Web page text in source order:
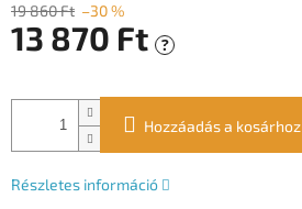
19 860 Ft –30 %
13 870 Ft ?
Hozzáadás a kosárhoz
Részletes információ